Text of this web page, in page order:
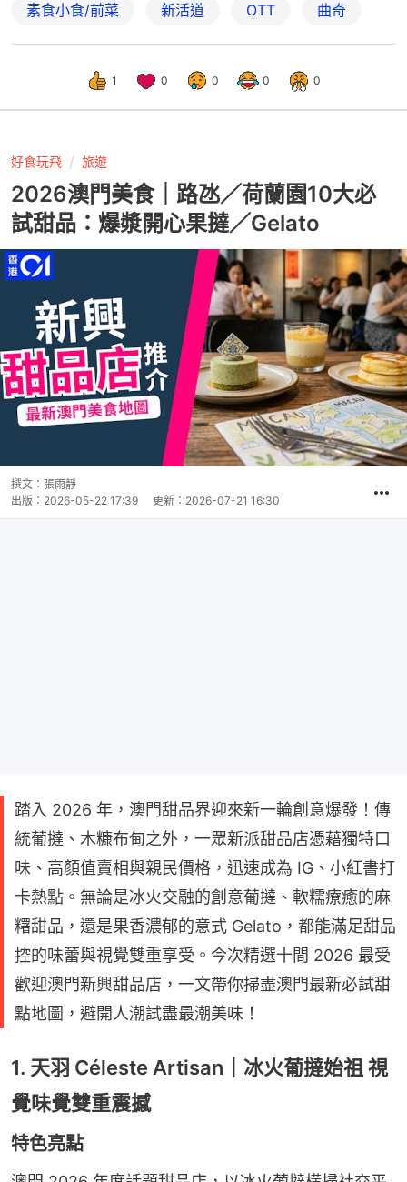
素食小食/前菜 新活道 OTT 曲奇
1 0 0 0 0
好食玩飛 旅遊
2026澳門美食｜路氹／荷蘭園10大必
試甜品：爆漿開心果撻／Gelato
撰文： 張雨靜
出版： 2026-05-22 17:39 更新： 2026-07-21 16:30
踏入 2026 年，澳門甜品界迎來新一輪創意爆發！傳
統葡撻、木糠布甸之外，一眾新派甜品店憑藉獨特口
味、高顏值賣相與親民價格，迅速成為 IG、小紅書打
卡熱點。無論是冰火交融的創意葡撻、軟糯療癒的麻
糬甜品，還是果香濃郁的意式 Gelato，都能滿足甜品
控的味蕾與視覺雙重享受。今次精選十間 2026 最受
歡迎澳門新興甜品店，一文帶你掃盡澳門最新必試甜
點地圖，避開人潮試盡最潮美味！
1. 天羽 Céleste Artisan｜冰火葡撻始祖 視
覺味覺雙重震撼
特色亮點